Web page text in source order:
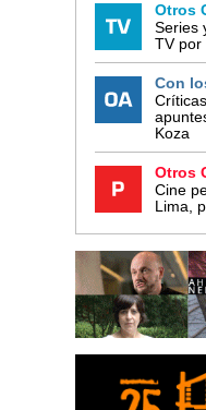
Otros
Series
TV por
Con
Koza
Otros
Cine
Lima,